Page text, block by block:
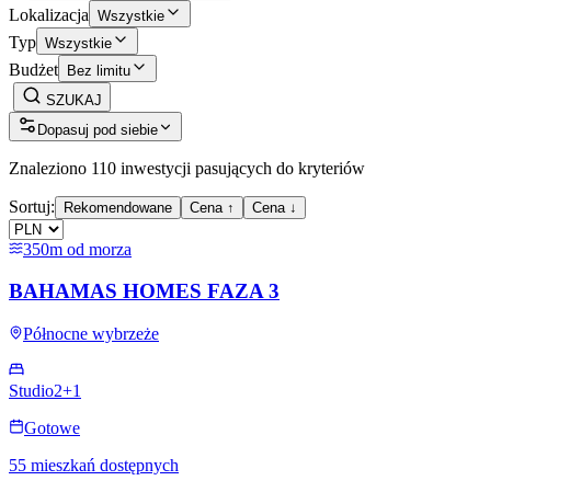
Lokalizacja Wszystkie
Typ Wszystkie
Budżet Bez limitu
SZUKAJ
Dopasuj pod siebie
Znaleziono 110 inwestycji pasujących do kryteriów
Sortuj: Rekomendowane Cena ↑ Cena ↓
350m od morza
BAHAMAS HOMES FAZA 3
Północne wybrzeże
Studio2+1
Gotowe
55 mieszkań dostępnych